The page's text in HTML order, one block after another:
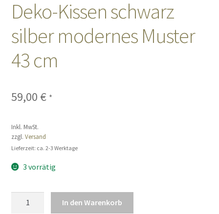
Vertrag widerrufen
Deko-Kissen schwarz
silber modernes Muster
43 cm
59,00 € *
Inkl. MwSt.
zzgl. Versand
Lieferzeit: ca. 2-3 Werktage
3 vorrätig
In den Warenkorb